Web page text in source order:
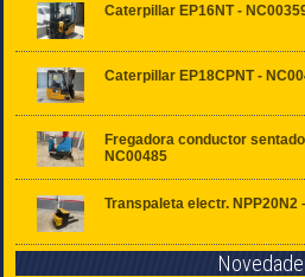
Caterpillar EP16NT -
Caterpillar EP18CPNT -
Fregadora conductor
NC00485
Transpaleta electr. NPP20N2